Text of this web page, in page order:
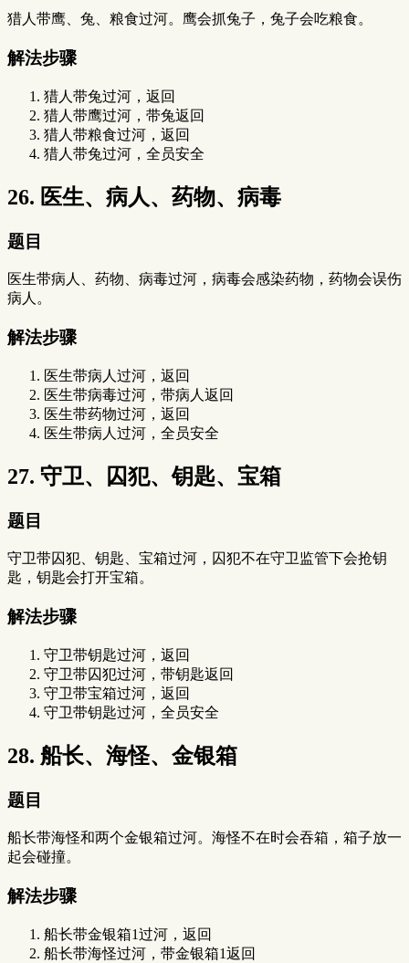
猎人带鹰、兔、粮食过河。鹰会抓兔子，兔子会吃粮食。
解法步骤
猎人带兔过河，返回
猎人带鹰过河，带兔返回
猎人带粮食过河，返回
猎人带兔过河，全员安全
26. 医生、病人、药物、病毒
题目
医生带病人、药物、病毒过河，病毒会感染药物，药物会误伤
病人。
解法步骤
医生带病人过河，返回
医生带病毒过河，带病人返回
医生带药物过河，返回
医生带病人过河，全员安全
27. 守卫、囚犯、钥匙、宝箱
题目
守卫带囚犯、钥匙、宝箱过河，囚犯不在守卫监管下会抢钥
匙，钥匙会打开宝箱。
解法步骤
守卫带钥匙过河，返回
守卫带囚犯过河，带钥匙返回
守卫带宝箱过河，返回
守卫带钥匙过河，全员安全
28. 船长、海怪、金银箱
题目
船长带海怪和两个金银箱过河。海怪不在时会吞箱，箱子放一
起会碰撞。
解法步骤
船长带金银箱1过河，返回
船长带海怪过河，带金银箱1返回